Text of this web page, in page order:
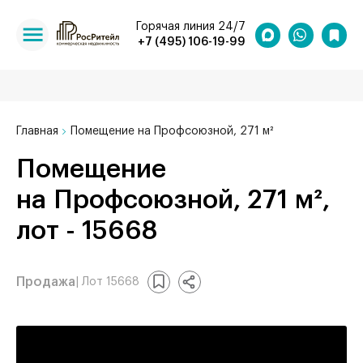
+7 (495) 106-19-99
Горячая линия 24/7
Главная Помещение на Профсоюзной, 271 м²
Помещение
на Профсоюзной, 271 м²,
лот - 15668
Продажа | Лот 15668